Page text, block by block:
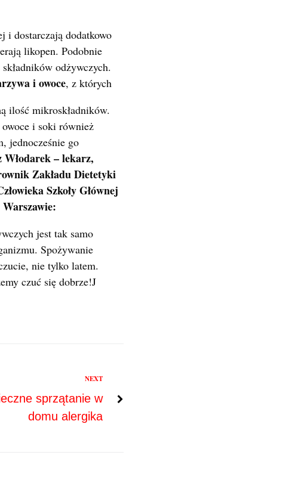
i dostarczają dodatkowo
likopen. Podobnie
odżywczych.
i owoce, z których
ilość mikroskładników.
i soki również
jednocześnie go
– lekarz,
Zakładu Dietetyki
Szkoły Głównej
jest tak samo
Spożywanie
nie tylko latem.
czuć się dobrze!J
NEXT
sprzątanie w
domu alergika